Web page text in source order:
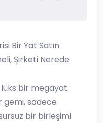
Bir Yat Satın
Şirketi Nerede
bir megayat
gemi, sadece
bir birleşimi